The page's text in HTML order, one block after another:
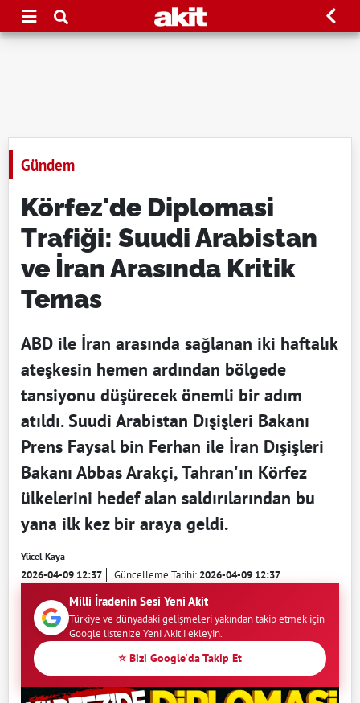
Gündem
Körfez'de Diplomasi
Trafiği: Suudi Arabistan
ve İran Arasında Kritik
Temas
ABD ile İran arasında sağlanan iki haftalık
ateşkesin hemen ardından bölgede
tansiyonu düşürecek önemli bir adım
atıldı. Suudi Arabistan Dışişleri Bakanı
Prens Faysal bin Ferhan ile İran Dışişleri
Bakanı Abbas Arakçi, Tahran'ın Körfez
ülkelerini hedef alan saldırılarından bu
yana ilk kez bir araya geldi.
Yücel Kaya
2026-04-09 12:37 Güncelleme Tarihi:2026-04-09 12:37
Milli İradenin Sesi Yeni Akit
Türkiye ve dünyadaki gelişmeleri yakından takip etmek için
Google listenize Yeni Akit'i ekleyin.
⭐ Bizi Google'da Takip Et